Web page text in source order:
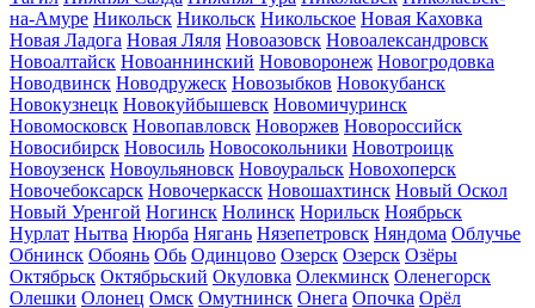
на-Амуре Никольск Никольск Никольское Новая Каховка
Новая Ладога Новая Ляля Новоазовск Новоалександровск
Новоалтайск Новоаннинский Нововоронеж Новогродовка
Новодвинск Новодружеск Новозыбков Новокубанск
Новокузнецк Новокуйбышевск Новомичуринск
Новомосковск Новопавловск Новоржев Новороссийск
Новосибирск Новосиль Новосокольники Новотроицк
Новоузенск Новоульяновск Новоуральск Новохоперск
Новочебоксарск Новочеркасск Новошахтинск Новый Оскол
Новый Уренгой Ногинск Нолинск Норильск Ноябрьск
Нурлат Нытва Нюрба Нягань Нязепетровск Няндома Облучье
Обнинск Обоянь Обь Одинцово Озерск Озерск Озёры
Октябрьск Октябрьский Окуловка Олекминск Оленегорск
Олешки Олонец Омск Омутнинск Онега Опочка Орёл